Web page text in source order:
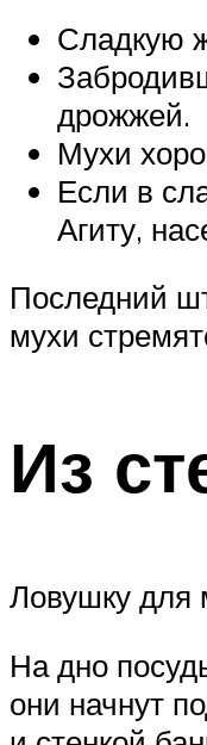
Сладкую
дрожжей.
Мухи
Если в
Агиту,
Последний
мухи
Из
Ловушку для
На дно
они начнут